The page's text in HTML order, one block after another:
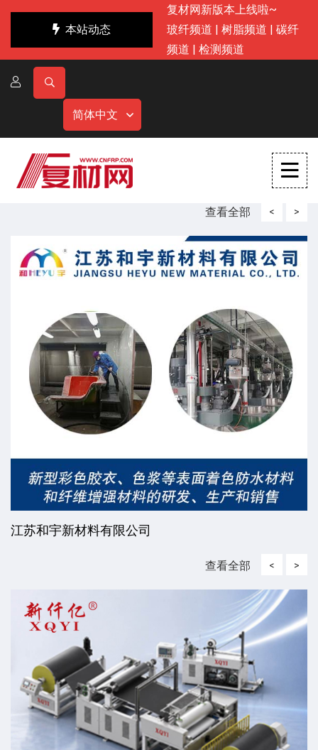
本站动态
复材网新版本上线啦~
玻纤频道 | 树脂频道 | 碳纤
频道 | 检测频道
简体中文
查看全部 <
江苏和宇新材料有限公司
>
查看全部 < >